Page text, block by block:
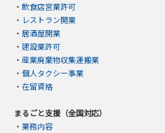
・ 飲食店営業許可
・ レストラン開業
・ 居酒屋開業
・ 建設業許可
・ 産業廃棄物収集運搬業
・ 個人タクシー事業
・ 在留資格
まるごと支援（全国対応）
・ 業務内容